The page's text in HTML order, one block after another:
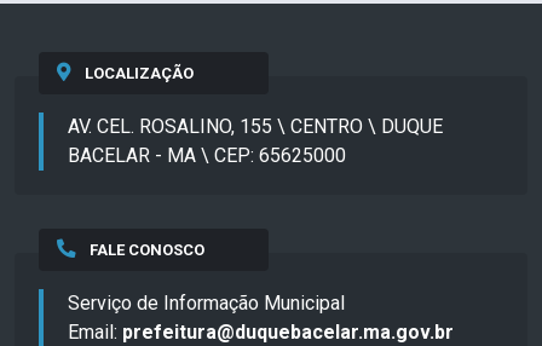
LOCALIZAÇÃO
AV. CEL. ROSALINO, 155 \ CENTRO \ DUQUE
BACELAR - MA \ CEP: 65625000
FALE CONOSCO
Serviço de Informação Municipal
Email: prefeitura@duquebacelar.ma.gov.br